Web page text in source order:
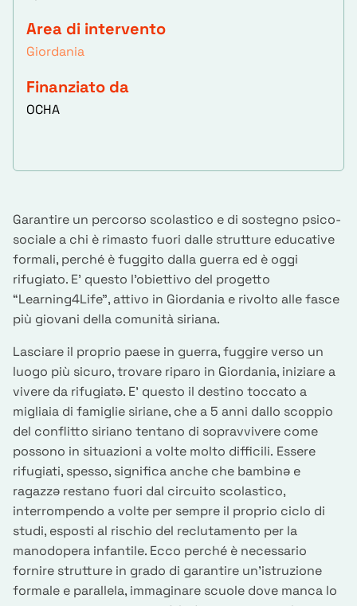
Area di intervento
Giordania
Finanziato da
OCHA
Garantire un percorso scolastico e di sostegno psico-
sociale a chi è rimasto fuori dalle strutture educative
formali, perché è fuggito dalla guerra ed è oggi
rifugiato. E’ questo l’obiettivo del progetto
“Learning4Life”, attivo in Giordania e rivolto alle fasce
più giovani della comunità siriana.
Lasciare il proprio paese in guerra, fuggire verso un
luogo più sicuro, trovare riparo in Giordania, iniziare a
vivere da rifugiatə. E’ questo il destino toccato a
migliaia di famiglie siriane, che a 5 anni dallo scoppio
del conflitto siriano tentano di sopravvivere come
possono in situazioni a volte molto difficili. Essere
rifugiati, spesso, significa anche che bambinə e
ragazzə restano fuori dal circuito scolastico,
interrompendo a volte per sempre il proprio ciclo di
studi, esposti al rischio del reclutamento per la
manodopera infantile. Ecco perché è necessario
fornire strutture in grado di garantire un’istruzione
formale e parallela, immaginare scuole dove manca lo